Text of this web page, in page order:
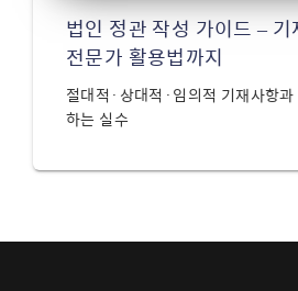
법인 정관 작성 가이드 –
전문가 활용법까지
절대적·상대적·임의적 기재사항
하는 실수